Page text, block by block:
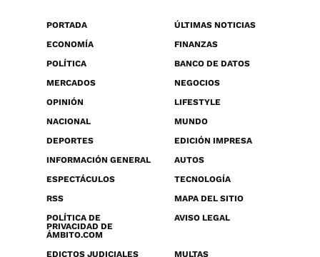
PORTADA
ÚLTIMAS NOTICIAS
ECONOMÍA
FINANZAS
POLÍTICA
BANCO DE DATOS
MERCADOS
NEGOCIOS
OPINIÓN
LIFESTYLE
NACIONAL
MUNDO
DEPORTES
EDICIÓN IMPRESA
INFORMACIÓN GENERAL
AUTOS
ESPECTÁCULOS
TECNOLOGÍA
RSS
MAPA DEL SITIO
POLÍTICA DE
PRIVACIDAD DE
ÁMBITO.COM
AVISO LEGAL
EDICTOS JUDICIALES MULTAS